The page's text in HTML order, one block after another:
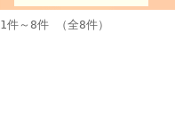
1件～8件 （全8件）